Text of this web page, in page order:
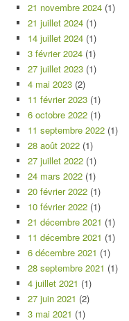
21 novembre 2024 (1)
21 juillet 2024 (1)
14 juillet 2024 (1)
3 février 2024 (1)
27 juillet 2023 (1)
4 mai 2023 (2)
11 février 2023 (1)
6 octobre 2022 (1)
11 septembre 2022 (1)
28 août 2022 (1)
27 juillet 2022 (1)
24 mars 2022 (1)
20 février 2022 (1)
10 février 2022 (1)
21 décembre 2021 (1)
11 décembre 2021 (1)
6 décembre 2021 (1)
28 septembre 2021 (1)
4 juillet 2021 (1)
27 juin 2021 (2)
3 mai 2021 (1)